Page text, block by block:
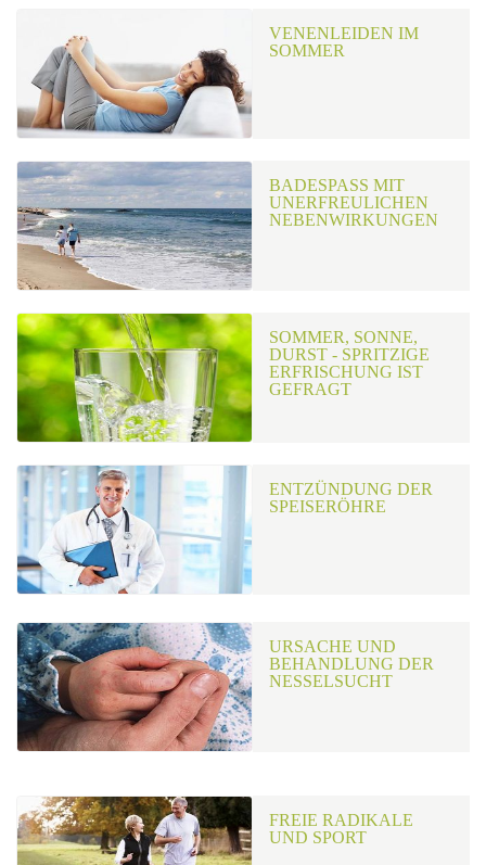
VENENLEIDEN IM
SOMMER
BADESPASS MIT U
NERFREULICHEN N
EBENWIRKUNGEN
SOMMER, SONNE,
DURST - SPRITZIGE
ERFRISCHUNG IST
GEFRAGT
ENTZÜNDUNG DER
SPEISERÖHRE
URSACHE UND
BEHANDLUNG DER
NESSELSUCHT
FREIE RADIKALE
UND SPORT